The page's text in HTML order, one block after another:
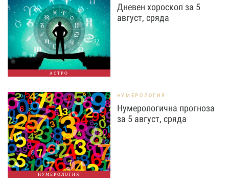
АСТРО
Дневен хороскоп за 5
август, сряда
НУМЕРОЛОГИЯ
НУМЕРОЛОГИЯ
Нумерологична прогноза
за 5 август, сряда